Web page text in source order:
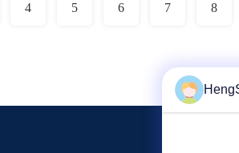
4 5 6 7 8